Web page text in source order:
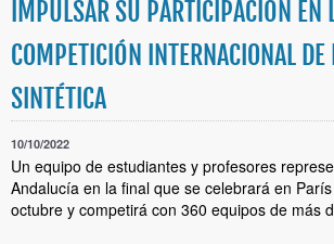
La Caja Blanca
Ayudas y Premios
IMPULSAR SU PARTICIPACIÓN EN
COMPETICIÓN INTERNACIONAL DE
SINTÉTICA
10/10/2022
Un equipo de estudiantes y profesores
Andalucía en la final que se celebrará en
octubre y competirá con 360 equipos de más